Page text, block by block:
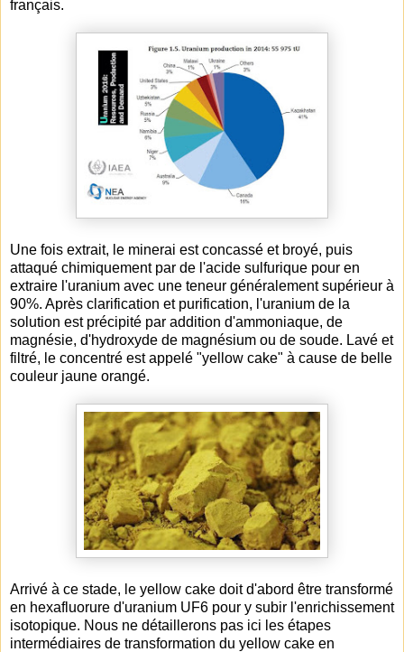
français.
Une fois extrait, le minerai est concassé et broyé, puis
attaqué chimiquement par de l'acide sulfurique pour en
extraire l'uranium avec une teneur généralement supérieur à
90%. Après clarification et purification, l'uranium de la
solution est précipité par addition d'ammoniaque, de
magnésie, d'hydroxyde de magnésium ou de soude. Lavé et
filtré, le concentré est appelé "yellow cake" à cause de belle
couleur jaune orangé.
Arrivé à ce stade, le yellow cake doit d'abord être transformé
en hexafluorure d'uranium UF6 pour y subir l'enrichissement
isotopique. Nous ne détaillerons pas ici les étapes
intermédiaires de transformation du yellow cake en